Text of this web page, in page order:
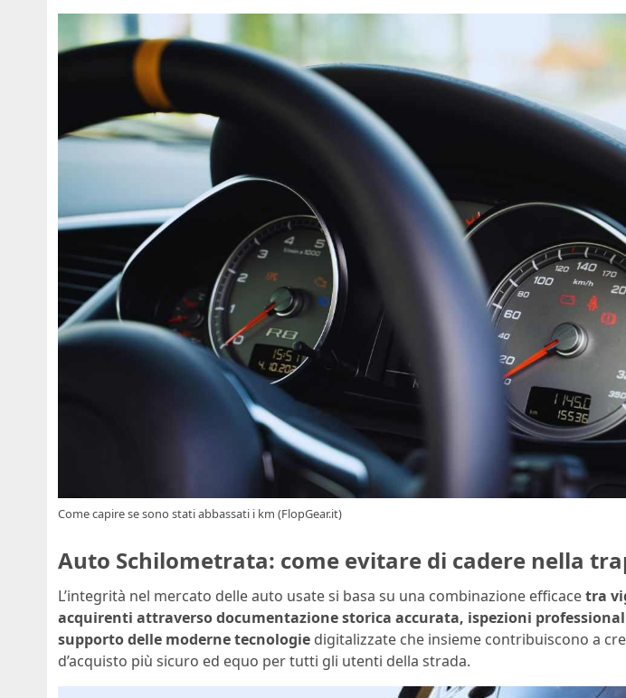
Come capire se sono stati abbassati i km (FlopGear.it)
Auto Schilometrata: come evitare di cadere nella
L’integrità nel mercato delle auto usate si basa su una combinazione efficacetra
acquirenti attraverso documentazione storica accurata, ispezioni
supporto delle moderne tecnologie digitalizzate che insieme contribuiscono a
d’acquisto più sicuro ed equo per tutti gli utenti della strada.